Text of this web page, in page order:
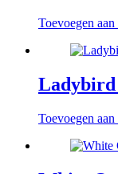
Toevoegen
Ladybird
Toevoegen